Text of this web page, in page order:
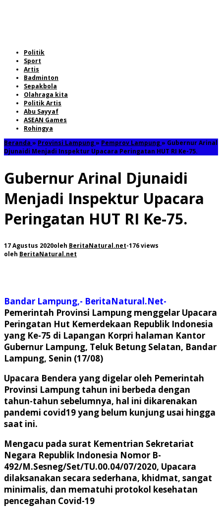
Politik
Sport
Artis
Badminton
Sepakbola
Olahraga kita
Politik Artis
Abu Sayyaf
ASEAN Games
Rohingya
Beranda » Provinsi Lampung» Pemprov Lampung» Gubernur Arinal
Djunaidi Menjadi Inspektur Upacara Peringatan HUT RI Ke-75.
Gubernur Arinal Djunaidi
Menjadi Inspektur Upacara
Peringatan HUT RI Ke-75.
17 Agustus 2020oleh BeritaNatural.net-176 views
oleh BeritaNatural.net
Bandar Lampung,- BeritaNatural.Net-
Pemerintah Provinsi Lampung menggelar Upacara
Peringatan Hut Kemerdekaan Republik Indonesia
yang Ke-75 di Lapangan Korpri halaman Kantor
Gubernur Lampung, Teluk Betung Selatan, Bandar
Lampung, Senin (17/08)
Upacara Bendera yang digelar oleh Pemerintah
Provinsi Lampung tahun ini berbeda dengan
tahun-tahun sebelumnya, hal ini dikarenakan
pandemi covid19 yang belum kunjung usai hingga
saat ini.
Mengacu pada surat Kementrian Sekretariat
Negara Republik Indonesia Nomor B-
492/M.Sesneg/Set/TU.00.04/07/2020, Upacara
dilaksanakan secara sederhana, khidmat, sangat
minimalis, dan mematuhi protokol kesehatan
pencegahan Covid-19